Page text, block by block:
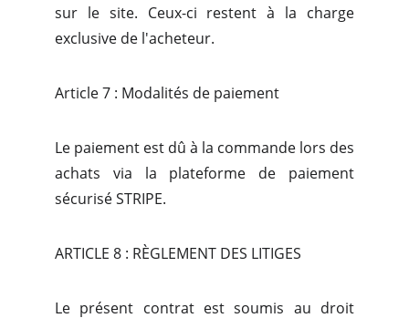
sur le site. Ceux-ci restent à la charge
exclusive de l'acheteur.
Article 7 : Modalités de paiement
Le paiement est dû à la commande lors des
achats via la plateforme de paiement
sécurisé STRIPE.
ARTICLE 8 : RÈGLEMENT DES LITIGES
Le présent contrat est soumis au droit